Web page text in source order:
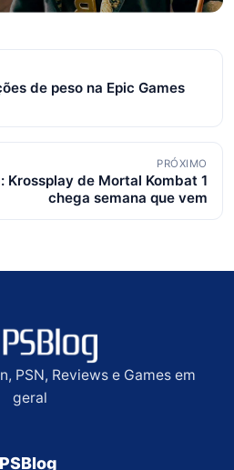
de peso na Epic Games
PRÓXIMO
Krossplay de Mortal Kombat 1
chega semana que vem
PSN, Reviews e Games em
geral
PSBlog